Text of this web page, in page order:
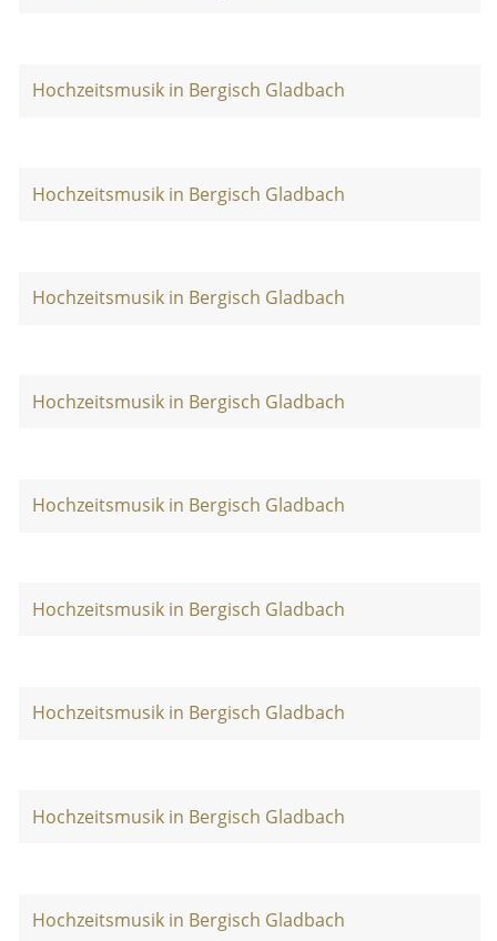
Hochzeitsmusik in Bergisch Gladbach
Hochzeitsmusik in Bergisch Gladbach
Hochzeitsmusik in Bergisch Gladbach
Hochzeitsmusik in Bergisch Gladbach
Hochzeitsmusik in Bergisch Gladbach
Hochzeitsmusik in Bergisch Gladbach
Hochzeitsmusik in Bergisch Gladbach
Hochzeitsmusik in Bergisch Gladbach
Hochzeitsmusik in Bergisch Gladbach